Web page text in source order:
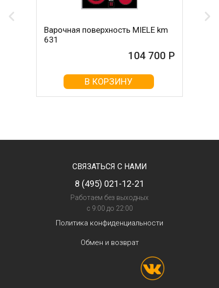
Варочная поверхность MIELE km
631
104 700 Р
В КОРЗИНУ
СВЯЗАТЬСЯ С НАМИ
8 (495) 021-12-21
Работаем без выходных
с 9:00 до 22:00
Политика конфиденциальности
Обмен и возврат